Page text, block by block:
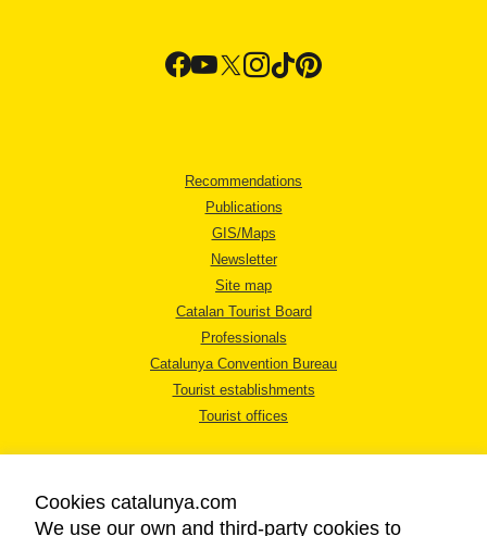
Recommendations
Publications
GIS/Maps
Newsletter
Site map
Catalan Tourist Board
Professionals
Catalunya Convention Bureau
Tourist establishments
Tourist offices
Cookies catalunya.com
We use our own and third-party cookies to